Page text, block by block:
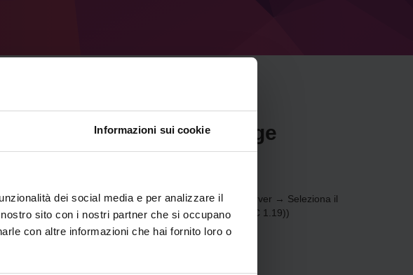
Informazioni sui cookie
dei social media e per analizzare il
sito con i nostri partner che si occupano
con altre informazioni che hai fornito loro o
un server Minecraft Forge
1.19).
41.0.31 (MC 1.19) tramite il Pannello di controllo
(Server → Seleziona il
gioco → Aggiungi server di gioco → Forge 41.0.31 (MC 1.19))
server!